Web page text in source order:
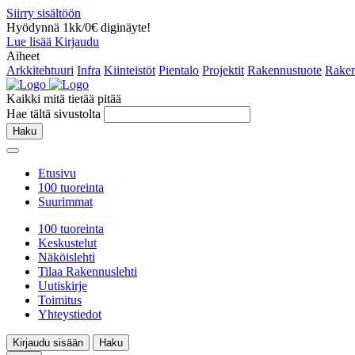
Siirry sisältöön
Hyödynnä 1kk/0€ diginäyte!
Lue lisää Kirjaudu
Aiheet
Arkkitehtuuri Infra Kiinteistöt Pientalo Projektit Rakennustuote
Kaikki mitä tietää pitää
Hae tältä sivustolta
Haku
Etusivu
100 tuoreinta
Suurimmat
100 tuoreinta
Keskustelut
Näköislehti
Tilaa Rakennuslehti
Uutiskirje
Toimitus
Yhteystiedot
Kirjaudu sisään
Haku